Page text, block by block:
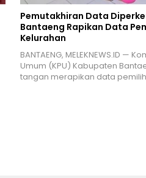
Pemutakhiran Data
Bantaeng Rapikan Data
Kelurahan
BANTAENG, MELEKNEWS.ID —
Umum (KPU) Kabupaten
tangan merapikan data